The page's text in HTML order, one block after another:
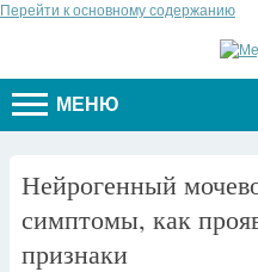
Перейти к основному содержанию
МЕНЮ
Нейрогенный
симптомы, как
признаки